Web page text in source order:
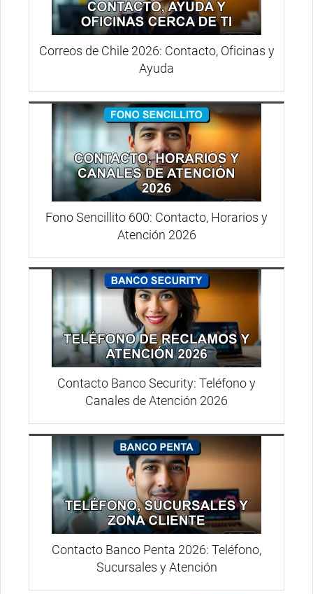
Correos de Chile 2026: Contacto, Oficinas y
Ayuda
Fono Sencillito 600: Contacto, Horarios y
Atención 2026
Contacto Banco Security: Teléfono y
Canales de Atención 2026
Contacto Banco Penta 2026: Teléfono,
Sucursales y Atención